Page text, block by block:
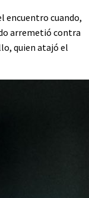
encuentro cuando,
arremetió contra
quien atajó el